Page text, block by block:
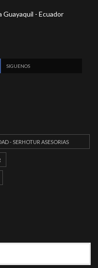
Guayaquil - Ecuador
SIGUENOS
- SERHOTUR ASESORIAS